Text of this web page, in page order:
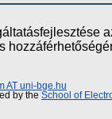
AT uni-bge.hu
by the School of